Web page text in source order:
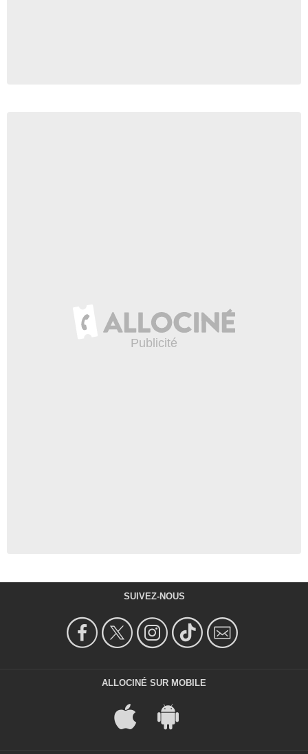
SUIVEZ-NOUS
ALLOCINÉ SUR MOBILE